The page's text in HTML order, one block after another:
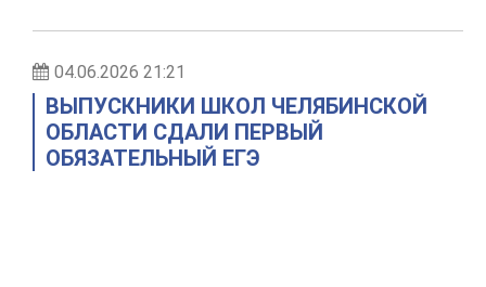
04.06.2026 21:21
ВЫПУСКНИКИ ШКОЛ ЧЕЛЯБИНСКОЙ
ОБЛАСТИ СДАЛИ ПЕРВЫЙ
ОБЯЗАТЕЛЬНЫЙ ЕГЭ